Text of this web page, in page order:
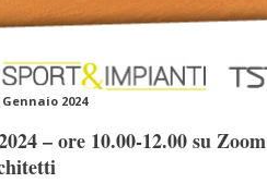
Gennaio 2024
– ore 10.00-12.00 su Zoom